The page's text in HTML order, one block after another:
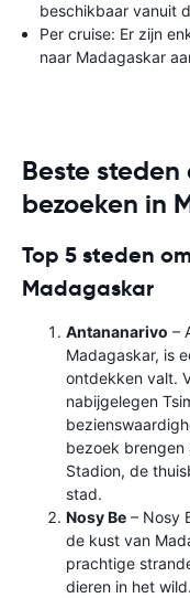
beschikbaar vanuit
Per cruise: Er zijn
naar Madagaskar
Beste
bezoeken in
Top 5 steden
Madagaskar
Antananarivo –
Madagaskar, is
ontdekken valt.
nabijgelegen
bezoek brengen
Stadion, de
stad.
Nosy Be – Nosy
de kust van
prachtige
dieren in het